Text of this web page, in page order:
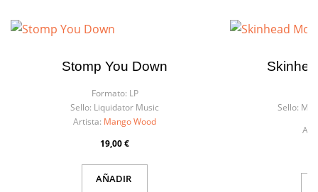
Stomp You Down
Formato: LP
Sello: Liquidator Music
Artista: Mango Wood
19,00 €
AÑADIR
Sello: